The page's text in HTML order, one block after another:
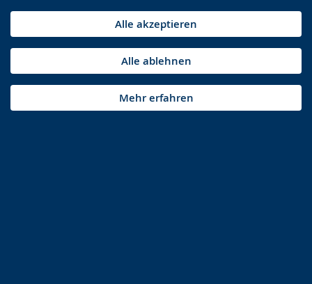
Alle akzeptieren
Alle ablehnen
Mehr erfahren